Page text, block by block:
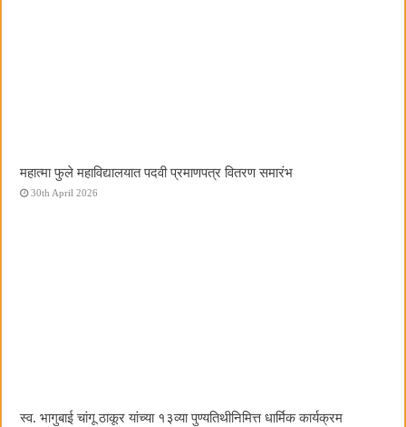
महात्मा फुले महाविद्यालयात पदवी प्रमाणपत्र वितरण समारंभ
30th April 2026
स्व. भागुबाई चांगू ठाकूर यांच्या १३व्या पुण्यतिथीनिमित्त धार्मिक कार्यक्रम